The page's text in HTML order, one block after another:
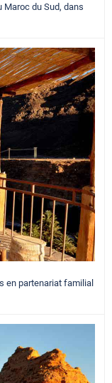
Maroc du Sud, dans
en partenariat familial